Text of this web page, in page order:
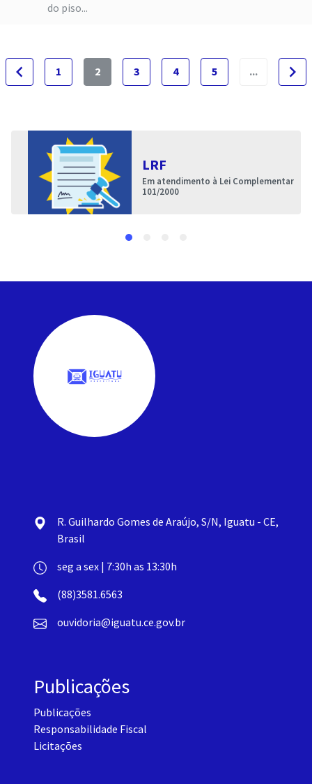
do piso...
navigate_before 1 2 3 4 5 ... navigate_next
LRF
Em atendimento à Lei Complementar
101/2000
R. Guilhardo Gomes de Araújo, S/N, Iguatu - CE,
Brasil
seg a sex | 7:30h as 13:30h
(88)3581.6563
ouvidoria@iguatu.ce.gov.br
Publicações
Publicações
Responsabilidade Fiscal
Licitações